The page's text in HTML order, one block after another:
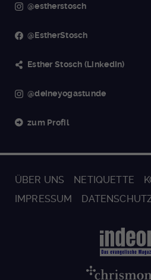
@estherstosch
@EstherStosch
Esther Stosch (LinkedIn)
@deineyogastunde
zum Profil
ÜBER UNS NETIQUETTE
IMPRESSUM